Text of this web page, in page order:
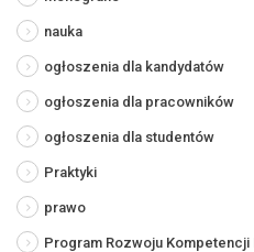
nauka
ogłoszenia dla kandydatów
ogłoszenia dla pracowników
ogłoszenia dla studentów
Praktyki
prawo
Program Rozwoju